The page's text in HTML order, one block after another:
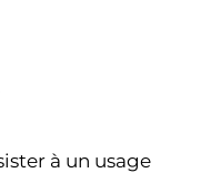
à un usage